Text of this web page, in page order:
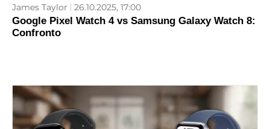
James Taylor 26.10.2025, 17:00
Google Pixel Watch 4 vs Samsung Galaxy Watch 8:
Confronto